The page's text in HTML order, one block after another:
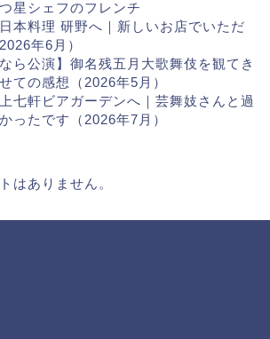
星シェフのフレンチ
本料理 研野へ｜新しいお店でいただ
年6月）
ら公演】御名残五月大歌舞伎を観てき
ての感想（2026年5月）
七軒ビアガーデンへ｜芸舞妓さんと過
ったです（2026年7月）
はありません。